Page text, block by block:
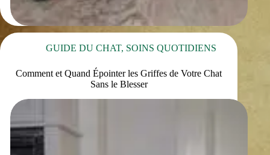
GUIDE DU CHAT, SOINS QUOTIDIENS
Comment et Quand Épointer les Griffes de Votre Chat
Sans le Blesser